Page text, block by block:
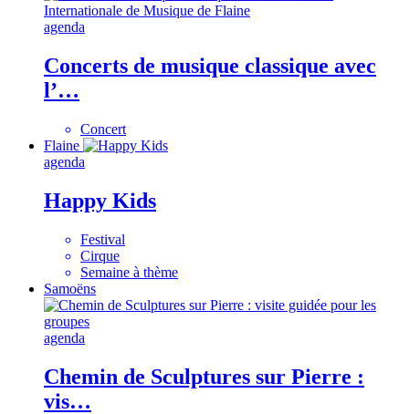
agenda
Concerts de musique classique avec
l’…
Concert
Flaine
agenda
Happy Kids
Festival
Cirque
Semaine à thème
Samoëns
agenda
Chemin de Sculptures sur Pierre :
vis…